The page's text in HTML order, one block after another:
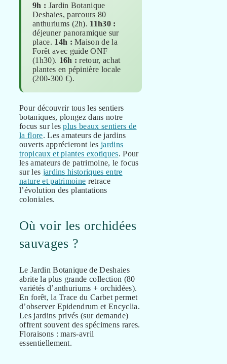
9h : Jardin Botanique
Deshaies, parcours 80
anthuriums (2h). 11h30 :
déjeuner panoramique sur
place. 14h : Maison de la
Forêt avec guide ONF
(1h30). 16h : retour, achat
plantes en pépinière locale
(200-300 €).
Pour découvrir tous les sentiers
botaniques, plongez dans notre
focus sur lesplus beaux sentiers de
la flore. Les amateurs de jardins
ouverts apprécieront lesjardins
tropicaux et plantes exotiques. Pour
les amateurs de patrimoine, le focus
sur les jardins historiques entre
nature et patrimoine retrace
l’évolution des plantations
coloniales.
Où voir les orchidées
sauvages ?
Le Jardin Botanique de Deshaies
abrite la plus grande collection (80
variétés d’anthuriums + orchidées).
En forêt, la Trace du Carbet permet
d’observer Epidendrum et Encyclia.
Les jardins privés (sur demande)
offrent souvent des spécimens rares.
Floraisons : mars-avril
essentiellement.